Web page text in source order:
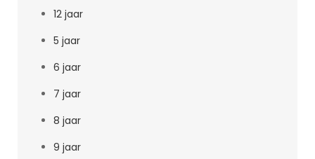
12 jaar
5 jaar
6 jaar
7 jaar
8 jaar
9 jaar